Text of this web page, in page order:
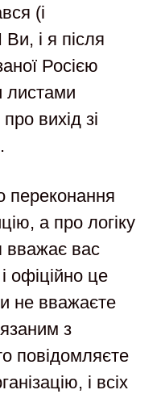
(і
і я після
Росією
листами
вихід зі
переконання
а про логіку
вважає вас
офіційно це
не вважаєте
з
повідомляєте
і всіх